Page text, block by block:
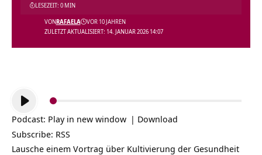
ZULETZT AKTUALISIERT: 14. JANUAR 2026 14:07
VONRAFAELA VOR 10 JAHREN
LESEZEIT: 0 MIN
Audio-
Player
Podcast: Play in new window | Download
Subscribe: RSS
Lausche einem Vortrag über Kultivierung der Gesundheit